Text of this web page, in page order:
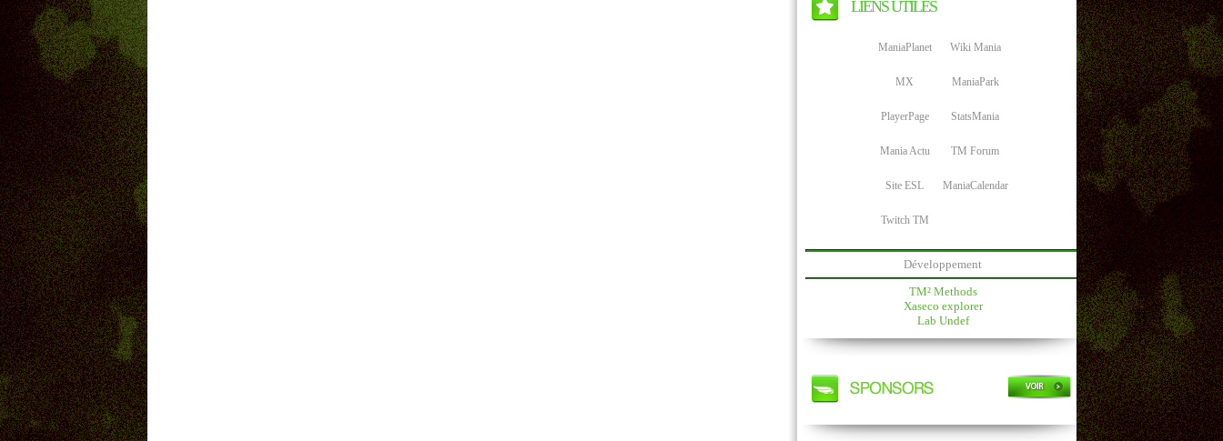
LIENS UTILES
ManiaPlanet Wiki Mania
MX ManiaPark
PlayerPage StatsMania
Mania Actu TM Forum
Site ESL ManiaCalendar
Twitch TM
Développement
TM² Methods
Xaseco explorer
Lab Undef